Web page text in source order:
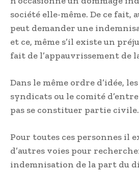
société elle-même. De ce fait,
peut demander une
et ce, même s’il existe un
fait de l’appauvrissement de
Dans le même ordre d’idée,
syndicats ou le comité
pas se constituer partie civile.
Pour toutes ces personnes il
d’autres voies pour
indemnisation de la part du